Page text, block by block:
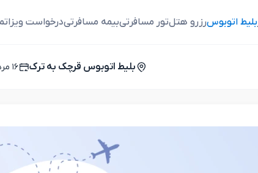
بلیط اتوبوسرزرو هتلتور مسافرتیبیمه مسافرتیدرخواست ویزا
بلیط اتوبوس قرچک به ترک ١٦ مرداد